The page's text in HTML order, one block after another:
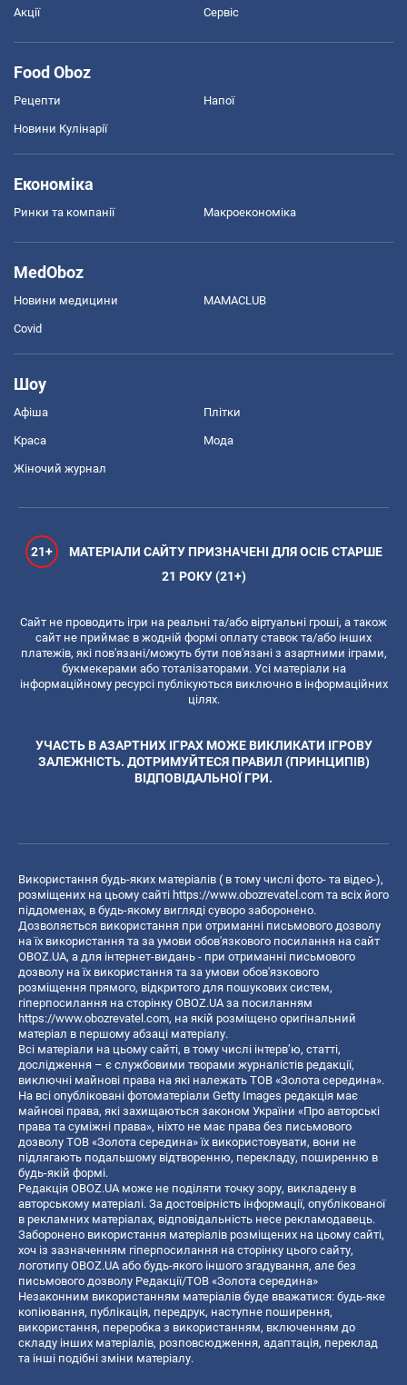
Акції Сервіс
Food Oboz
Рецепти Напої
Новини Кулінарії
Економіка
Ринки та компанії Макроекономіка
MedOboz
Новини медицини MAMACLUB
Covid
Шоу
Афіша Плітки
Краса Мода
Жіночий журнал
21+
МАТЕРІАЛИ САЙТУ ПРИЗНАЧЕНІ ДЛЯ ОСІБ СТАРШЕ
21 РОКУ (21+)
Сайт не проводить ігри на реальні та/або віртуальні гроші, а також
сайт не приймає в жодній формі оплату ставок та/або інших
платежів, які пов'язані/можуть бути пов'язані з азартними іграми,
букмекерами або тоталізаторами. Усі матеріали на
інформаційному ресурсі публікуються виключно в інформаційних
цілях.
УЧАСТЬ В АЗАРТНИХ ІГРАХ МОЖЕ ВИКЛИКАТИ ІГРОВУ
ЗАЛЕЖНІСТЬ. ДОТРИМУЙТЕСЯ ПРАВИЛ (ПРИНЦИПІВ)
ВІДПОВІДАЛЬНОЇ ГРИ.
Використання будь-яких матеріалів ( в тому числі фото- та відео-),
розміщених на цьому сайті https://www.obozrevatel.com та всіх його
піддоменах, в будь-якому вигляді суворо заборонено.
Дозволяється використання при отриманні письмового дозволу
на їх використання та за умови обов'язкового посилання на сайт
OBOZ.UA, а для інтернет-видань - при отриманні письмового
дозволу на їх використання та за умови обов'язкового
розміщення прямого, відкритого для пошукових систем,
гіперпосилання на сторінку OBOZ.UA за посиланням
https://www.obozrevatel.com, на якій розміщено оригінальний
матеріал в першому абзаці матеріалу.
Всі матеріали на цьому сайті, в тому числі інтерв’ю, статті,
дослідження – є службовими творами журналістів редакції,
виключні майнові права на які належать ТОВ «Золота середина».
На всі опубліковані фотоматеріали Getty Images редакція має
майнові права, які захищаються законом України «Про авторські
права та суміжні права», ніхто не має права без письмового
дозволу ТОВ «Золота середина» їх використовувати, вони не
підлягають подальшому відтворенню, перекладу, поширенню в
будь-якій формі.
Редакція OBOZ.UA може не поділяти точку зору, викладену в
авторському матеріалі. За достовірність інформації, опублікованої
в рекламних матеріалах, відповідальність несе рекламодавець.
Заборонено використання матеріалів розміщених на цьому сайті,
хоч із зазначенням гіперпосилання на сторінку цього сайту,
логотипу OBOZ.UA або будь-якого іншого згадування, але без
письмового дозволу Редакції/ТОВ «Золота середина»
Незаконним використанням матеріалів буде вважатися: будь-яке
копiювання, публiкацiя, передрук, наступне поширення,
використання, переробка з використанням, включенням до
складу інших матеріалів, розповсюдження, адаптація, переклад
та інші подібні зміни матеріалу.